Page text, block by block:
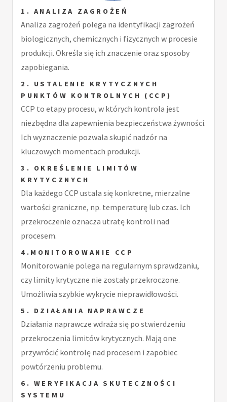
1. ANALIZA ZAGROŻEŃ
Analiza zagrożeń polega na identyfikacji zagrożeń
biologicznych, chemicznych i fizycznych w procesie
produkcji. Określa się ich znaczenie oraz sposoby
zapobiegania.
2. USTALENIE KRYTYCZNYCH
PUNKTÓW KONTROLNYCH (CCP)
CCP to etapy procesu, w których kontrola jest
niezbędna dla zapewnienia bezpieczeństwa żywności.
Ich wyznaczenie pozwala skupić nadzór na
kluczowych momentach produkcji.
3. OKREŚLENIE LIMITÓW
KRYTYCZNYCH
Dla każdego CCP ustala się konkretne, mierzalne
wartości graniczne, np. temperaturę lub czas. Ich
przekroczenie oznacza utratę kontroli nad
procesem.
4.MONITOROWANIE CCP
Monitorowanie polega na regularnym sprawdzaniu,
czy limity krytyczne nie zostały przekroczone.
Umożliwia szybkie wykrycie nieprawidłowości.
5. DZIAŁANIA NAPRAWCZE
Działania naprawcze wdraża się po stwierdzeniu
przekroczenia limitów krytycznych. Mają one
przywrócić kontrolę nad procesem i zapobiec
powtórzeniu problemu.
6. WERYFIKACJA SKUTECZNOŚCI
SYSTEMU